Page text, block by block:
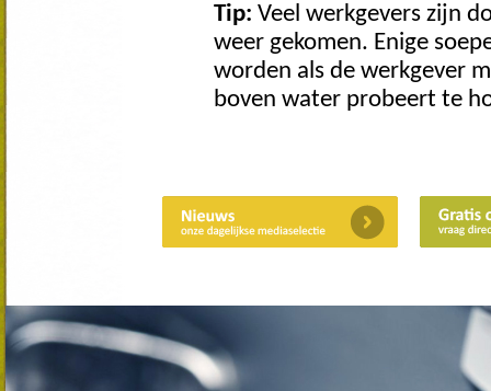
Tip: Veel werkgevers zijn
weer gekomen. Enige
worden als de werkgever
boven water probeert te